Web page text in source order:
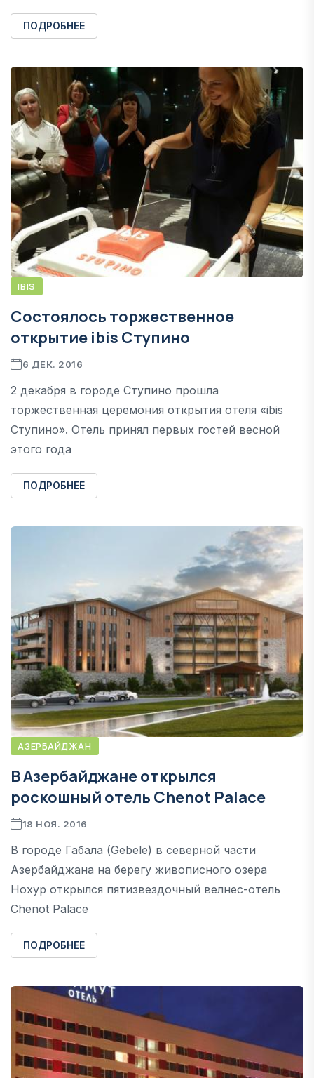
ПОДРОБНЕЕ
IBIS
Состоялось торжественное
открытие ibis Ступино
6 ДЕК. 2016
2 декабря в городе Ступино прошла
торжественная церемония открытия отеля «ibis
Ступино». Отель принял первых гостей весной
этого года
ПОДРОБНЕЕ
АЗЕРБАЙДЖАН
В Азербайджане открылся
роскошный отель Chenot Palace
18 НОЯ. 2016
В городе Габала (Gebele) в северной части
Азербайджана на берегу живописного озера
Нохур открылся пятизвездочный велнес-отель
Chenot Palace
ПОДРОБНЕЕ